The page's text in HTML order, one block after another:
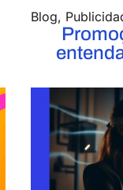
Blog, Publicidade e